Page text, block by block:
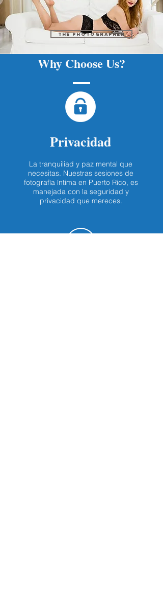
THE PHOTOGRAPHER
Why Choose Us?
Privacidad
La tranquiliad y paz mental que
necesitas. Nuestras sesiones de
fotografía íntima en Puerto Rico, es
manejada con la seguridad y
privacidad que mereces.